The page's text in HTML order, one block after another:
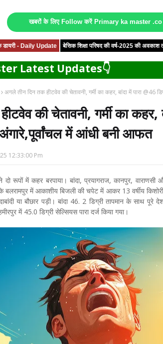
खबरों के लिए Follow करें Primary ka master
डायरी - Daily Update बेसिक शिक्षा परिषद की वर्ष-2025 की अवकाश
Latest Updates👇
अगले तीन दिन तक हीटवेव की चेतावनी, गर्मी का कहर, बांदा में पारा @46
की चेतावनी, गर्मी का कहर,
में आंधी बनी आफत
12:33:00 Pm
रूपों में कहर बरपाया। बांदा, प्रयागराज, कानपुर,
बलरामपुर में आकाशीय बिजली की चपेट में आकर 13 वर्षीय
या बौछार पड़ी। बांदा 46. 2 डिग्री तापमान के साथ
में 45.0 डिग्री सेल्सियस पारा दर्ज किया गया।